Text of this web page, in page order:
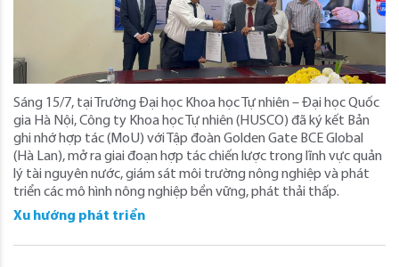
Sáng 15/7, tại Trường Đại học Khoa học Tự nhiên – Đại học Quốc
gia Hà Nội, Công ty Khoa học Tự nhiên (HUSCO) đã ký kết Bản
ghi nhớ hợp tác (MoU) với Tập đoàn Golden Gate BCE Global
(Hà Lan), mở ra giai đoạn hợp tác chiến lược trong lĩnh vực quản
lý tài nguyên nước, giám sát môi trường nông nghiệp và phát
triển các mô hình nông nghiệp bền vững, phát thải thấp.
Xu hướng phát triển